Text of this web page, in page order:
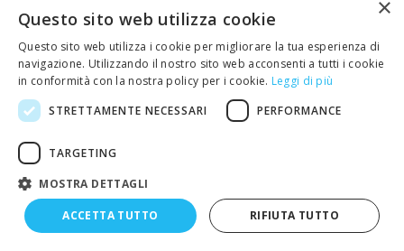
4 x 2 x AWG24/7 a 100 Ohm
Lunghezza:
2 connettori RJ45, 50 µ gold plated
Cappuccio pressofuso e serracavo
Protezione antipiega ed antistrappo
Colore cavo e cappucci uguali
Certificato 3P Cat 5e
4,73 €
prezzo IVA esclusa
Disponibile
Maggiori info
Maggiori info
×
Questo sito web utilizza cookie
Questo sito web utilizza i cookie per migliorare la tua esperienza di
navigazione. Utilizzando il nostro sito web acconsenti a tutti i cookie
in conformità con la nostra policy per i cookie. Leggi di più
STRETTAMENTE NECESSARI
PERFORMANCE
TARGETING
MOSTRA DETTAGLI
ACCETTA TUTTO RIFIUTA TUTTO